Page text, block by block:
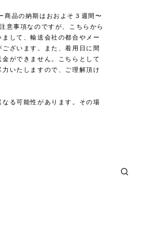
品の納期はおおよそ３週間〜
意事項なのですが、こちらから
して、輸送会社の都合やメー
ざいます。また、着用日に間
ができません。こちらとして
いたしますので、ご理解頂け
る可能性があります。その場